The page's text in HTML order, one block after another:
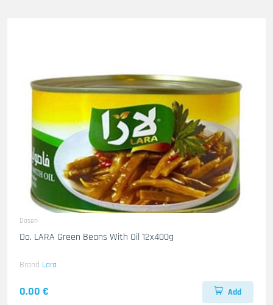
Dosen
Do. LARA Green Beans With Oil 12x400g
Brand Lara
0.00 € Add